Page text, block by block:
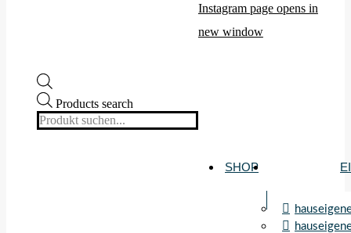
Products search
Instagram page opens in
new window
SHOP